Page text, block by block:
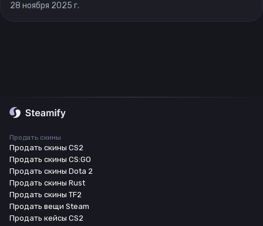
28 ноября 2025 г.
Продать скины
Продать скины CS2
Продать скины CS:GO
Продать скины Dota 2
Продать скины Rust
Продать скины TF2
Продать вещи Steam
Продать кейсы CS2